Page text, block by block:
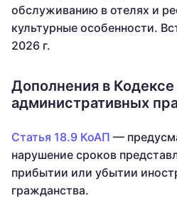
обслуживанию в отелях и
культурные особенности.
2026 г.
Дополнения в Кодексе
административных
Статья 18.9 КоАП —
нарушение сроков
прибытии или убытии
гражданства.